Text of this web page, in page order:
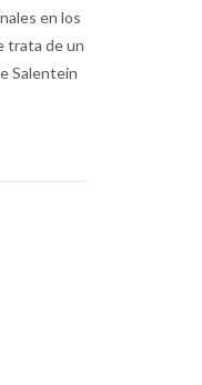
en los
trata de un
Salentein